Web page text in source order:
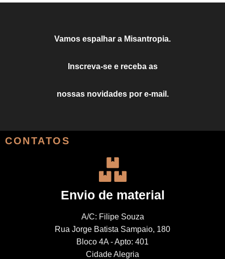
Vamos espalhar a Misantropia.
Inscreva-se e receba as
nossas novidades por e-mail.
CONTATOS
Envio de material
A/C: Filipe Souza
Rua Jorge Batista Sampaio, 180
Bloco 4A - Apto: 401
Cidade Alegria